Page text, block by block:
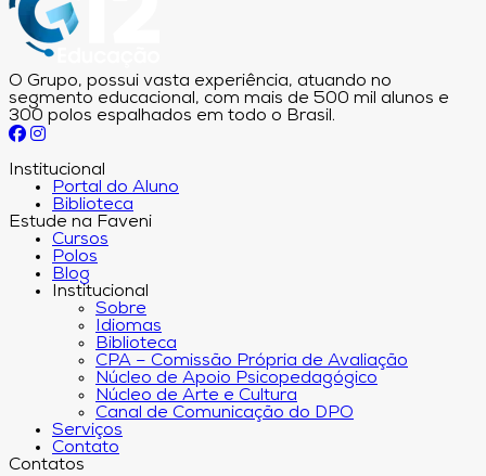
O Grupo, possui vasta experiência, atuando no
segmento educacional, com mais de 500 mil alunos e
300 polos espalhados em todo o Brasil.
Institucional
Portal do Aluno
Biblioteca
Estude na Faveni
Cursos
Polos
Blog
Institucional
Sobre
Idiomas
Biblioteca
CPA – Comissão Própria de Avaliação
Núcleo de Apoio Psicopedagógico
Núcleo de Arte e Cultura
Canal de Comunicação do DPO
Serviços
Contato
Contatos